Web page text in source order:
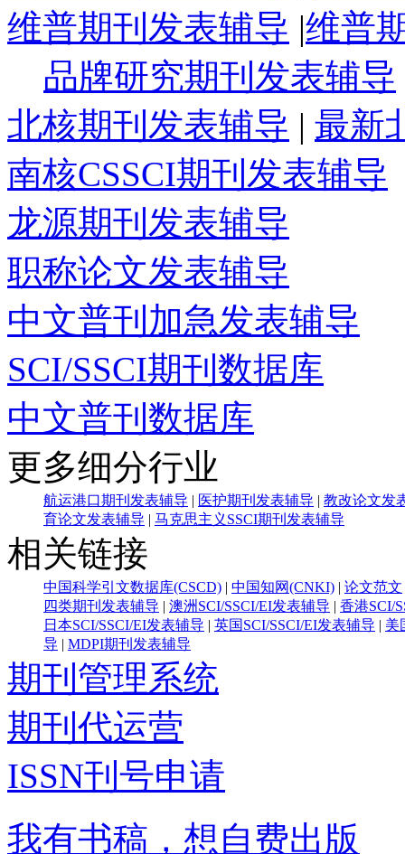
维普期刊发表辅导 |维普
品牌研究期刊发表辅导
北核期刊发表辅导 | 最新
南核CSSCI期刊发表辅导
龙源期刊发表辅导
职称论文发表辅导
中文普刊加急发表辅导
SCI/SSCI期刊数据库
中文普刊数据库
更多细分行业
航运港口期刊发表辅导 医护期刊发表辅导
教改论文发
育论文发表辅导
马克思主义SSCI期刊发表辅导
相关链接
中国科学引文数据库(CSCD) 中国知网(CNKI) 论文范文
四类期刊发表辅导
澳洲SCI/SSCI/EI发表辅导
香港SCI/
日本SCI/SSCI/EI发表辅导
英国SCI/SSCI/EI发表辅导
美
导
MDPI期刊发表辅导
期刊管理系统
期刊代运营
ISSN刊号申请
我有书稿，想自费出版